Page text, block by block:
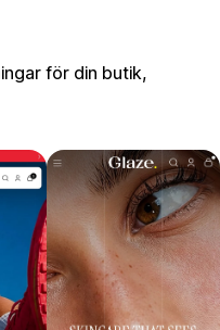
för din butik,